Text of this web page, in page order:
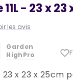
- 23 x
les avis
Garden
HighPro
x 23 x 25cm